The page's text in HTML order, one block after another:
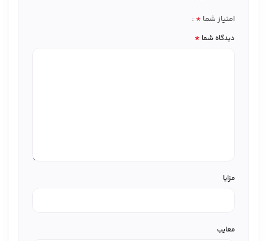
امتیاز شما *
دیدگاه شما *
مزایا
معایب